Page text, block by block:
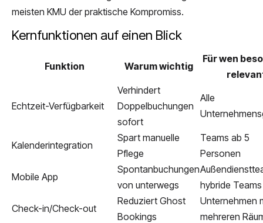
meisten KMU der praktische Kompromiss.
Kernfunktionen auf einen Blick
Funktion Warum wichtig
Für wen
Echtzeit-Verfügbarkeit
Verhindert
Doppelbuchungen
sofort
Alle
Kalenderintegration
Spart manuelle
Pflege
Teams ab 5
Personen
Mobile App
Spontanbuchungen
von unterwegs
hybride Teams
Check-in/Check-out
Reduziert Ghost
Bookings
Unternehmen
mehreren